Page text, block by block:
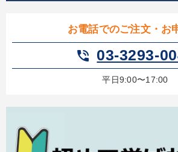
お電話でのご注文・お
phone_in_talk 03-3293-
平日9:00〜17:00